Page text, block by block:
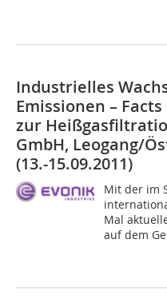
Industrielles
Emissionen –
zur
GmbH, Leogang/
(13.-15.09.2011)
Mit der im
Mal
auf dem